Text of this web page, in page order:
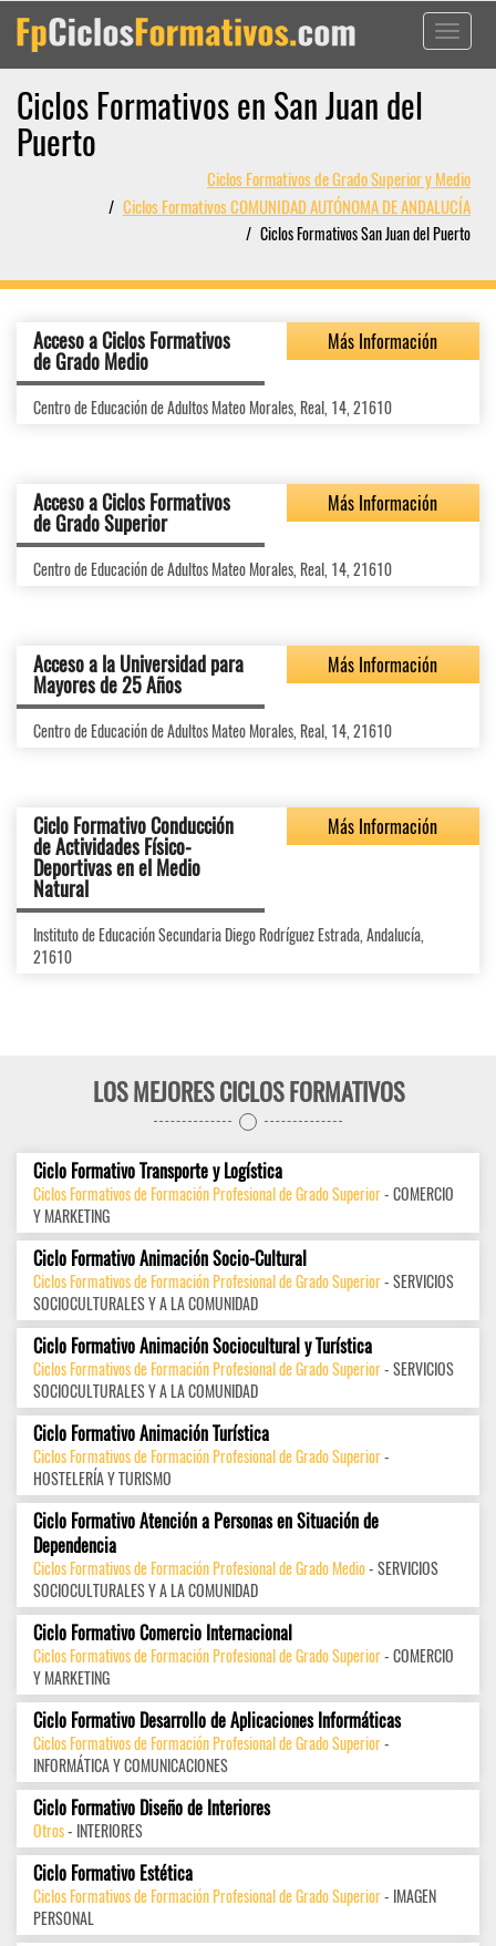
Toggle
Ciclos Formativos en San Juan del
Puerto
Ciclos Formativos de Grado Superior y Medio
Ciclos Formativos COMUNIDAD AUTÓNOMA DE ANDALUCÍA
Ciclos Formativos San Juan del Puerto
Acceso a Ciclos Formativos
de Grado Medio
Más Información
Centro de Educación de Adultos Mateo Morales, Real, 14, 21610
Acceso a Ciclos Formativos
de Grado Superior
Más Información
Centro de Educación de Adultos Mateo Morales, Real, 14, 21610
Acceso a la Universidad para
Mayores de 25 Años
Más Información
Centro de Educación de Adultos Mateo Morales, Real, 14, 21610
Ciclo Formativo Conducción
de Actividades Físico-
Deportivas en el Medio
Natural
Más Información
Instituto de Educación Secundaria Diego Rodríguez Estrada, Andalucía,
21610
LOS MEJORES CICLOS FORMATIVOS
Ciclo Formativo Transporte y Logística
Ciclos Formativos de Formación Profesional de Grado Superior- COMERCIO
Y MARKETING
Ciclo Formativo Animación Socio-Cultural
Ciclos Formativos de Formación Profesional de Grado Superior- SERVICIOS
SOCIOCULTURALES Y A LA COMUNIDAD
Ciclo Formativo Animación Sociocultural y Turística
Ciclos Formativos de Formación Profesional de Grado Superior- SERVICIOS
SOCIOCULTURALES Y A LA COMUNIDAD
Ciclo Formativo Animación Turística
Ciclos Formativos de Formación Profesional de Grado Superior-
HOSTELERÍA Y TURISMO
Ciclo Formativo Atención a Personas en Situación de
Dependencia
Ciclos Formativos de Formación Profesional de Grado Medio- SERVICIOS
SOCIOCULTURALES Y A LA COMUNIDAD
Ciclo Formativo Comercio Internacional
Ciclos Formativos de Formación Profesional de Grado Superior- COMERCIO
Y MARKETING
Ciclo Formativo Desarrollo de Aplicaciones Informáticas
Ciclos Formativos de Formación Profesional de Grado Superior-
INFORMÁTICA Y COMUNICACIONES
Ciclo Formativo Diseño de Interiores
Otros- INTERIORES
Ciclo Formativo Estética
Ciclos Formativos de Formación Profesional de Grado Superior- IMAGEN
PERSONAL